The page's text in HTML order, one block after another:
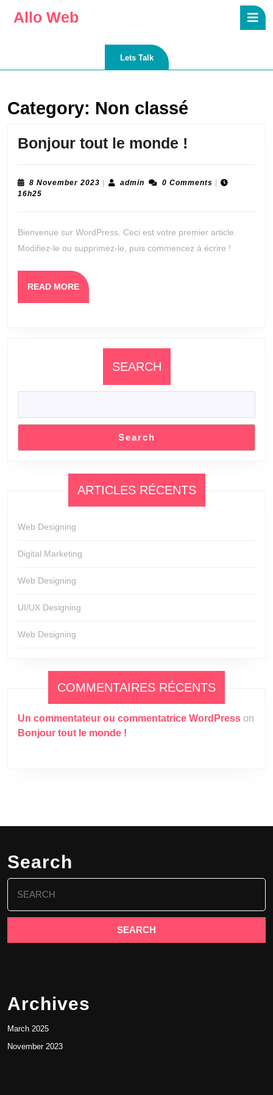
Allo Web
Lets Talk
Category: Non classé
Bonjour tout le monde !
8 November 2023 admin 0 Comments
16h25
Bienvenue sur WordPress. Ceci est votre premier article.
Modifiez-le ou supprimez-le, puis commencez à écrire !
READ MORE
SEARCH
Search
ARTICLES RÉCENTS
Web Designing
Digital Marketing
Web Designing
UI/UX Designing
Web Designing
COMMENTAIRES RÉCENTS
Un commentateur ou commentatrice WordPress on
Bonjour tout le monde !
Search
Archives
March 2025
November 2023